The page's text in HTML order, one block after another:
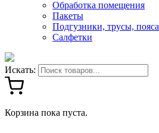
Обработка помещения
Пакеты
Подгузники, трусы, пояса
Салфетки
Искать:
Корзина пока пуста.